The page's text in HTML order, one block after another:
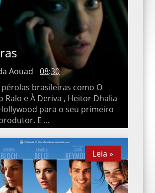
Aouad 08:30
brasileiras como O Cheiro
Deriva , Heitor Dhalia chega à
para o seu primeiro filme de
...
Leia »